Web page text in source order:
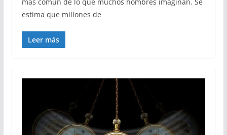
estima que millones de
Leer más